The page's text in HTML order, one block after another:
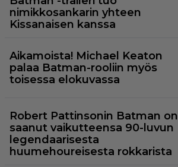
nimikkosankarin yhteen
Kissanaisen kanssa
Aikamoista! Michael Keaton
palaa Batman-rooliin myös
toisessa elokuvassa
Robert Pattinsonin Batman on
saanut vaikutteensa 90-luvun
legendaarisesta
huumehoureisesta rokkarista